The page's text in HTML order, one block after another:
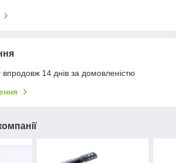
14 днів за домовленістю